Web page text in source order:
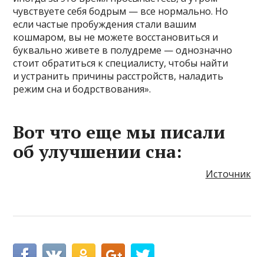
чувствуете себя бодрым — все нормально. Но
если частые пробуждения стали вашим
кошмаром, вы не можете восстановиться и
буквально живете в полудреме — однозначно
стоит обратиться к специалисту, чтобы найти
и устранить причины расстройств, наладить
режим сна и бодрствования».
Вот что еще мы писали
об улучшении сна:
Источник